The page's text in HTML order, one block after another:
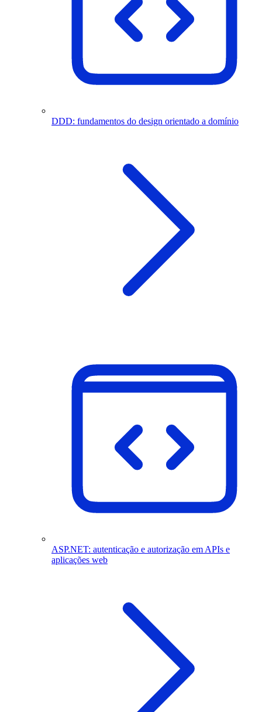
DDD: fundamentos do design orientado a domínio
ASP.NET: autenticação e autorização em APIs e
aplicações web